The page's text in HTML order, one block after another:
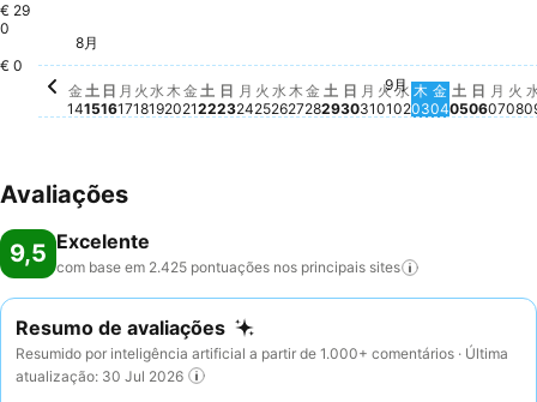
€ 29
0
€ 0
金, 8月 14
€ 478
8月
金
14
土, 8月 15
Não há preço disponível para esta data
土
15
日
16
月
17
火
18
水
19
木
20
金
21
土, 8月 22
Não há preço disponível para esta
土
22
日
23
月
24
火
25
水
26
木
27
金
28
土, 8月 29
Não há preço
土
29
日
30
月
31
火, 9月 01
Não há preço
9月
火
01
水, 9月 02
Não há preço
水
02
木
03
金, 9月 04
Não há
金
04
土, 9月
Não há
土
05
日, 9
Não
日
06
月,
月
07
火
08
Avaliações
9,5 Excelente
com base em 2.425 pontuações nos principais sites
Resumo de avaliações
Resumido por inteligência artificial a partir de 1.000+ comentários · Última
atualização: 30 Jul 2026